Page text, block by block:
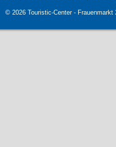
© 2026 Touristic-Center -